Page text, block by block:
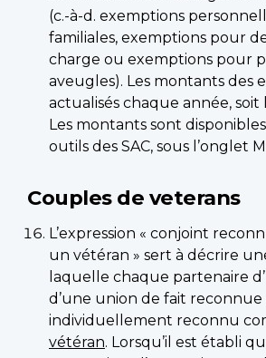
(c.-à-d. exemptions
familiales, exemptions pour
charge ou exemptions pour
aveugles). Les montants des
actualisés chaque année, soit
Les montants sont
outils des SAC, sous l’onglet
Couples de veterans
L’expression « conjoint
un vétéran » sert à décrire
laquelle chaque partenaire
d’une union de fait reconnue
individuellement reconnu
vétéran. Lorsqu’il est établi